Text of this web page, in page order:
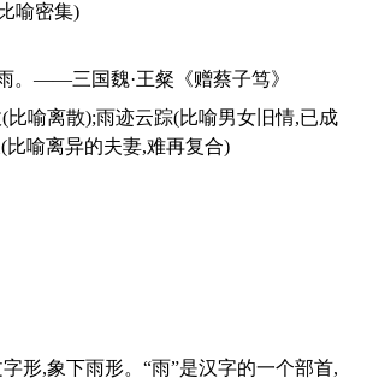
喻密集)
。——三国魏·王粲《赠蔡子笃》
比喻离异的夫妻,难再复合)